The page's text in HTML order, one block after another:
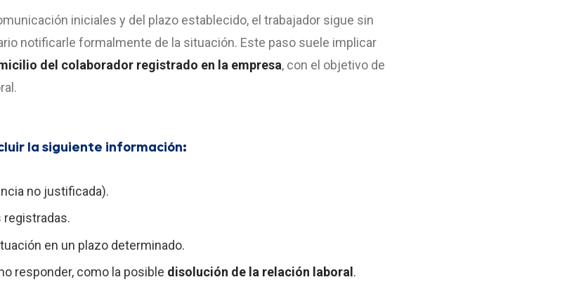
iniciales y del plazo establecido, el trabajador sigue sin
notificarle formalmente de la situación. Este paso suele implicar
del colaborador registrado en la empresa, con el objetivo de
la siguiente información:
no justificada).
registradas.
en un plazo determinado.
responder, como la posible disolución de la relación laboral .